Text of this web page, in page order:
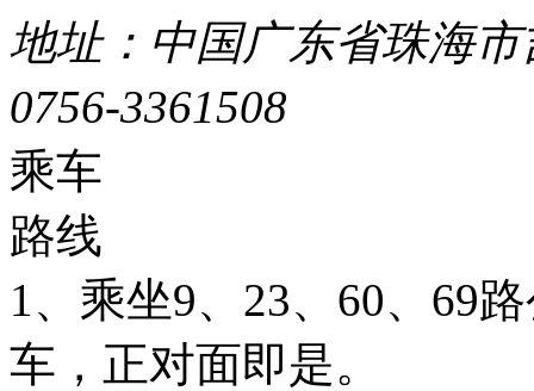
地址：中国广东省珠海
0756-3361508
乘车
路线
1、乘坐9、23、60、69
车，正对面即是。